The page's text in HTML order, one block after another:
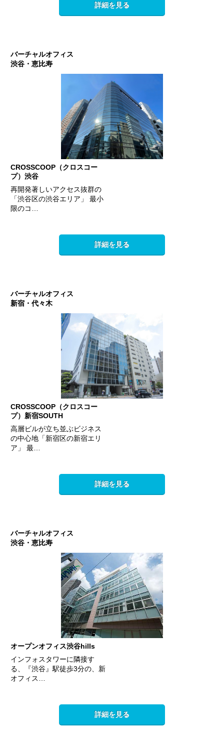
詳細を見る
バーチャルオフィス
渋谷・恵比寿
CROSSCOOP（クロスコー
プ）渋谷
再開発著しいアクセス抜群の
「渋谷区の渋谷エリア」 最小
限のコ…
詳細を見る
バーチャルオフィス
新宿・代々木
CROSSCOOP（クロスコー
プ）新宿SOUTH
高層ビルが立ち並ぶビジネス
の中心地「新宿区の新宿エリ
ア」 最…
詳細を見る
バーチャルオフィス
渋谷・恵比寿
オープンオフィス渋谷hills
インフォスタワーに隣接す
る、『渋谷』駅徒歩3分の、新
オフィス…
詳細を見る